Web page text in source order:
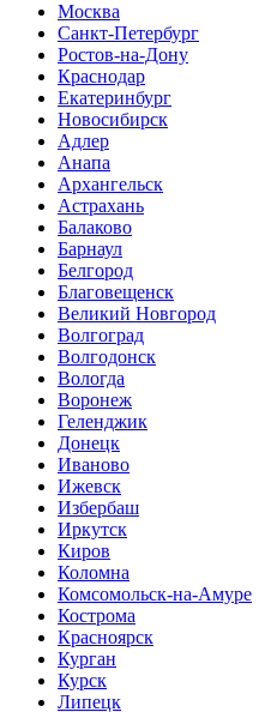
Москва
Санкт-Петербург
Ростов-на-Дону
Краснодар
Екатеринбург
Новосибирск
Адлер
Анапа
Архангельск
Астрахань
Балаково
Барнаул
Белгород
Благовещенск
Великий Новгород
Волгоград
Волгодонск
Вологда
Воронеж
Геленджик
Донецк
Иваново
Ижевск
Избербаш
Иркутск
Киров
Коломна
Комсомольск-на-Амуре
Кострома
Красноярск
Курган
Курск
Липецк